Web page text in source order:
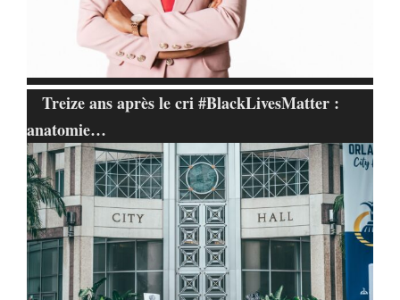
Treize ans après le cri #BlackLivesMatter :
anatomie…